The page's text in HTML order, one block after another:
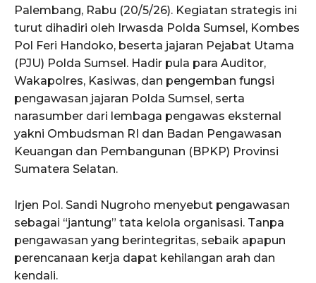
Palembang, Rabu (20/5/26). Kegiatan strategis ini
turut dihadiri oleh Irwasda Polda Sumsel, Kombes
Pol Feri Handoko, beserta jajaran Pejabat Utama
(PJU) Polda Sumsel. Hadir pula para Auditor,
Wakapolres, Kasiwas, dan pengemban fungsi
pengawasan jajaran Polda Sumsel, serta
narasumber dari lembaga pengawas eksternal
yakni Ombudsman RI dan Badan Pengawasan
Keuangan dan Pembangunan (BPKP) Provinsi
Sumatera Selatan.
Irjen Pol. Sandi Nugroho menyebut pengawasan
sebagai “jantung” tata kelola organisasi. Tanpa
pengawasan yang berintegritas, sebaik apapun
perencanaan kerja dapat kehilangan arah dan
kendali.